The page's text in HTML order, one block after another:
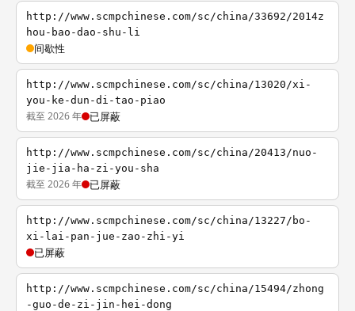
http://www.scmpchinese.com/sc/china/33692/2014z
hou-bao-dao-shu-li
间歇性
http://www.scmpchinese.com/sc/china/13020/xi-
you-ke-dun-di-tao-piao
截至 2026 年 已屏蔽
http://www.scmpchinese.com/sc/china/20413/nuo-
jie-jia-ha-zi-you-sha
截至 2026 年 已屏蔽
http://www.scmpchinese.com/sc/china/13227/bo-
xi-lai-pan-jue-zao-zhi-yi
已屏蔽
http://www.scmpchinese.com/sc/china/15494/zhong
-guo-de-zi-jin-hei-dong